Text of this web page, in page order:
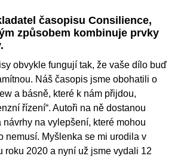
časopisu Consilience,
způsobem kombinuje prvky
obvykle fungují tak, že vaše dílo buď
Náš časopis jsme obohatili o
a básně, které k nám přijdou,
řízení“. Autoři na ně dostanou
návrhy na vylepšení, které mohou
nemusí. Myšlenka se mi urodila v
roku 2020 a nyní už jsme vydali 12